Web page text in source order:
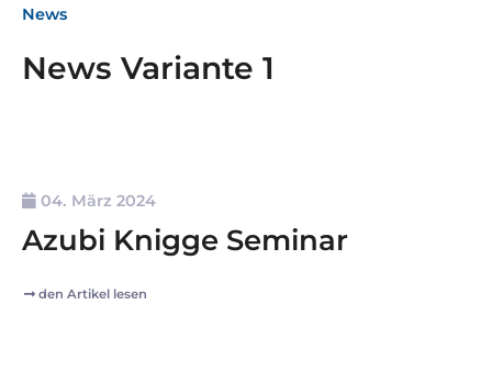
News
News Variante 1
04. März 2024
Azubi Knigge Seminar
den Artikel lesen